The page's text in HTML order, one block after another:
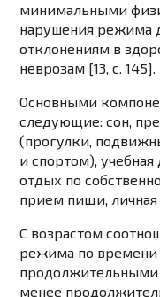
минимальными
нарушения режима
отклонениям в
неврозам [13, c. 145].
Основными
следующие: сон,
(прогулки,
и спортом),
отдых по
прием пищи, личная
С возрастом
режима по времени
продолжительными
менее